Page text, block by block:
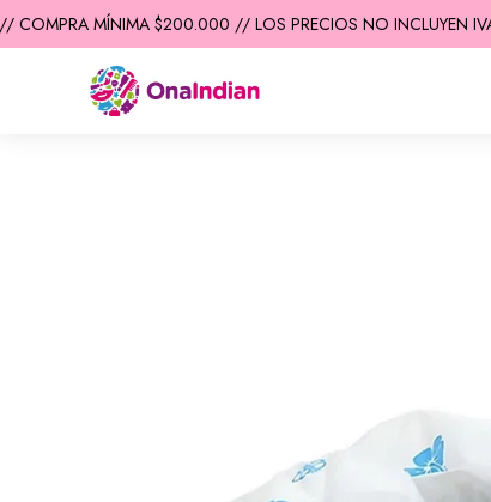
MÍNIMA $200.000 // LOS PRECIOS NO INCLUYEN IVA